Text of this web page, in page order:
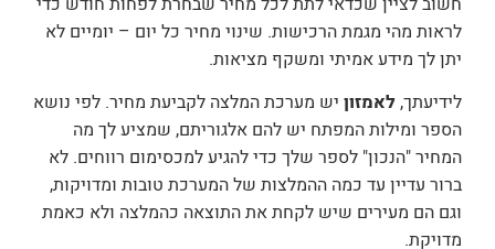
לראות מהי מגמת הרכישות. שינוי מחיר כל יום – יומיים לא
יתן לך מידע אמיתי ומשקף מציאות.
לידיעתך,לאמזוןיש מערכת המלצה לקביעת מחיר. לפי נושא
הספר ומילות המפתח יש להם אלגוריתם, שמציע לך מה
המחיר "הנכון" לספר שלך כדי להגיע למכסימום רווחים. לא
ברור עדיין עד כמה ההמלצות של המערכת טובות ומדויקות,
וגם הם מעירים שיש לקחת את התוצאה כהמלצה ולא כאמת
מדויקת.